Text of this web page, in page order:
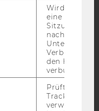
Bluesky
Wird gesetzt,
eine
Sitzung/
nach einer
Verbindung
den Hotjar-
verbunden
Prüft, ob der
Tracking
verwenden